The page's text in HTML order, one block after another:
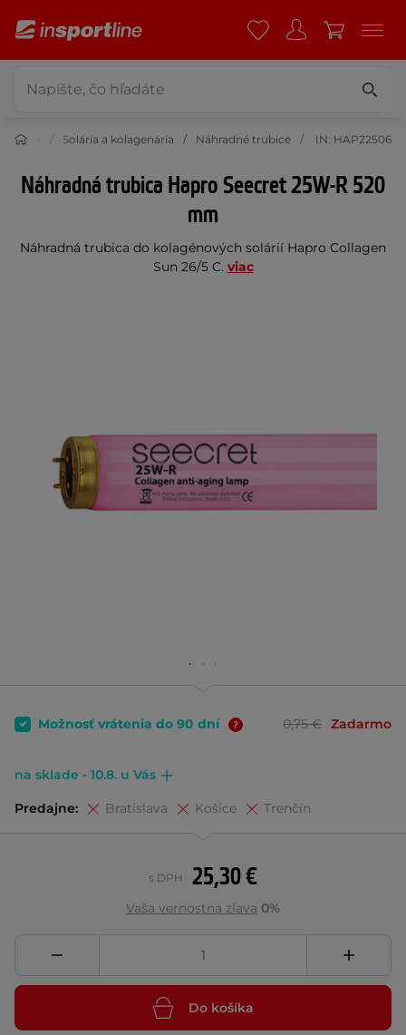
krása Solária a kolagenária Náhradné trubice IN: HAP22506
Náhradná trubica Hapro Seecret 25W-R 520
mm
Náhradná trubica do kolagénových solárií Hapro Collagen
Sun 26/5 C. viac
Možnosť vrátenia do 90 dní 0,75 € Zadarmo
na sklade - 10.8. u Vás
Predajne: Bratislava Košice Trenčín
25,30 €
s DPH
Vaša vernostná zľava 0%
Do košíka